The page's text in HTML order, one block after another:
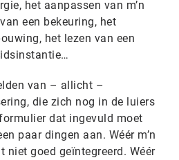
het aanpassen van m’n
een bekeuring, het
het lezen van een
van – allicht –
die zich nog in de luiers
dat ingevuld moet
paar dingen aan. Wéér m’n
niet goed geïntegreerd. Wéér